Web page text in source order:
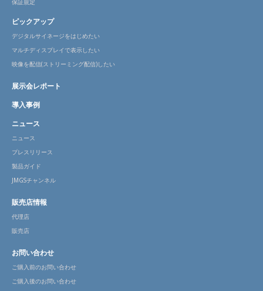
保証規定
ピックアップ
デジタルサイネージをはじめたい
マルチディスプレイで表示したい
映像を配信(ストリーミング配信)したい
展示会レポート
導入事例
ニュース
ニュース
プレスリリース
製品ガイド
JMGSチャンネル
販売店情報
代理店
販売店
お問い合わせ
ご購入前のお問い合わせ
ご購入後のお問い合わせ